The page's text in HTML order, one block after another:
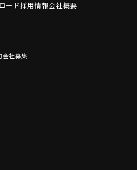
ード採用情報会社概要
会社募集